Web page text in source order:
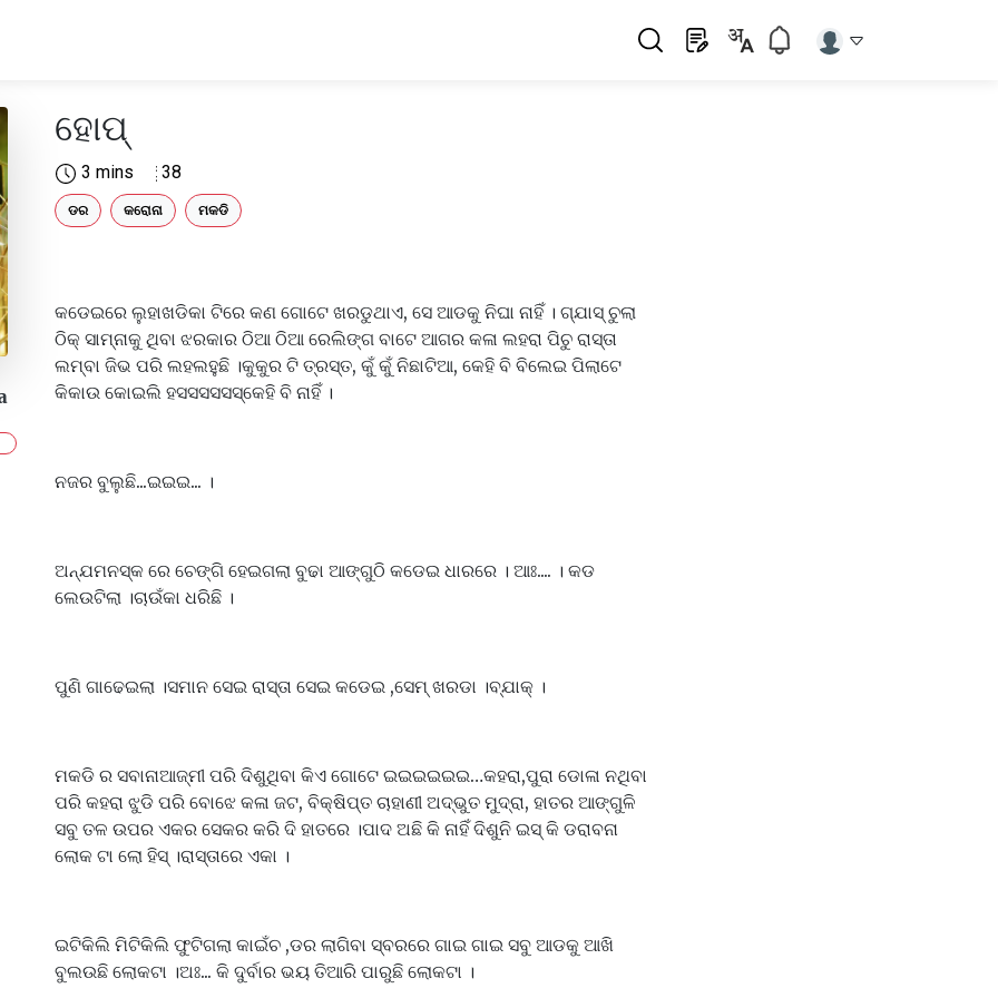
ହୋପ୍
3 mins 38
ଡର କରୋନା ମକଡି
କଡେଇରେ ଲୁହାଖଡିକା ଟିରେ କଣ ଗୋଟେ ଖରଡୁଥାଏ, ସେ ଆଡକୁ ନିଘା ନାହିଁ । ଗ୍ଯାସ୍ ଚୁଲା
ଠିକ୍ ସାମ୍ନାକୁ ଥିବା ଝରକାର ଠିଆ ଠିଆ ରେଲିଙ୍ଗ ବାଟେ ଆଗର କଳା ଲହରା ପିଚୁ ରାସ୍ତା
ଲମ୍ବା ଜିଭ ପରି ଲହଲହୁଛି ।କୁକୁର ଟି ତ୍ରସ୍ତ, କୁଁ କୁଁ ନିଛାଟିଆ, କେହି ବି ବିଲେଇ ପିଲାଟେ
କିକାଉ କୋଇଲି ହସସସସସସ୍କେହି ବି ନାହିଁ ।
ନଜର ବୁଲୁଛି...ଇଇଇ... ।
ଅନ୍ଯମନସ୍କ ରେ ଚେଙ୍ଗି ହେଇଗଲା ବୁଢା ଆଙ୍ଗୁଠି କଡେଇ ଧାରରେ । ଆଃ.... । କଡ
ଲେଉଟିଲା ।ଚାଉଁକା ଧରିଛି ।
ପୁଣି ଗାଢେଇଲା ।ସମାନ ସେଇ ରାସ୍ତା ସେଇ କଡେଇ ,ସେମ୍ ଖରଡା ।ବ୍ଯାକ୍ ।
ମକଡି ର ସବାନାଆଜ୍ମୀ ପରି ଦିଶୁଥିବା କିଏ ଗୋଟେ ଇଇଇଇଇଇ…କହରା,ପୁରା ଡୋଳା ନଥିବା
ପରି କହରା ଝୁଡି ପରି ବୋଝେ କଳା ଜଟ, ବିକ୍ଷିପ୍ତ ଚାହାଣୀ ଅଦ୍ଭୁତ ମୁଦ୍ରା, ହାତର ଆଙ୍ଗୁଳି
ସବୁ ତଳ ଉପର ଏକର ସେକର କରି ଦି ହାତରେ ।ପାଦ ଅଛି କି ନାହିଁ ଦିଶୁନି ଇସ୍ କି ଡରାବନା
ଲୋକ ଟା ଲୋ ହିସ୍ ।ରାସ୍ତାରେ ଏକା ।
ଇଟିକିଲି ମିଟିକିଲି ଫୁଟିଗଲା କାଇଁଚ ,ଡର ଲାଗିବା ସ୍ବରରେ ଗାଇ ଗାଇ ସବୁ ଆଡକୁ ଆଖି
ବୁଲଉଛି ଲୋକଟା ।ଅଃ... କି ଦୁର୍ବାର ଭୟ ତିଆରି ପାରୁଛି ଲୋକଟା ।